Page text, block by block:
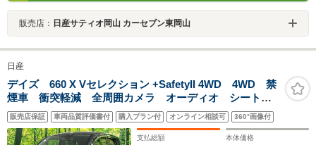
販売店： 日産サティオ岡山 カーセブン東岡山
日産
デイズ 660 X Vセレクション +SafetyII 4WD 4WD 禁
煙車 衝突軽減 全周囲カメラ オーディオ シートヒ
ーター スマートキー 横滑り防止装置 オートエアコ
ン 盗難防止システム パワーウィンドウ パワーステ
アリング 衝突安全ボディ
販売店保証 車両品質評価書付 購入プラン付 オンライン相談可 360°画像付
支払総額 本体価格